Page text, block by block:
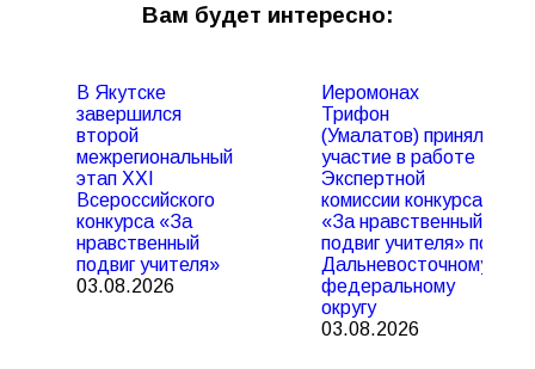
Вам будет интересно:
В Якутске
завершился
второй
межрегиональный
этап XXI
Всероссийского
конкурса «За
нравственный
подвиг учителя»
03.08.2026
Иеромонах
Трифон
(Умалатов) принял
участие в работе
Экспертной
комиссии конкурса
«За нравственный
подвиг учителя» по
Дальневосточному
федеральному
округу
03.08.2026